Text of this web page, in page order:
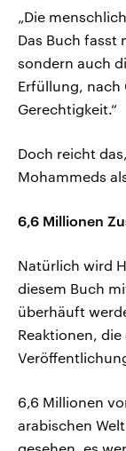
„Die
Das Buch fasst
sondern auch
Erfüllung, nach
Gerechtigkeit.“
Doch reicht
Mohammeds
6,6 Millionen
Natürlich wird
diesem Buch
überhäuft
Reaktionen,
6,6 Millionen
arabischen